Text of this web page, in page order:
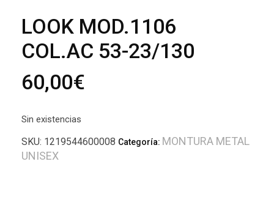
LOOK MOD.1106
COL.AC 53-23/130
60,00€
Sin existencias
SKU: 1219544600008 Categoría: MONTURA METAL
UNISEX